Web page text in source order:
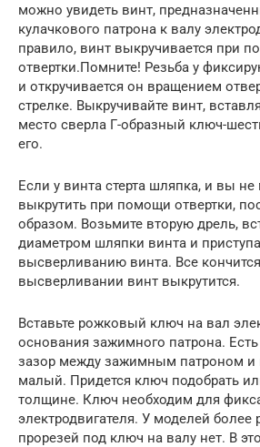
можно увидеть винт,
кулачкового патрона к валу
правило, винт выкручивается при
отвертки.Помните! Резьба у
и откручивается он вращением
стрелке. Выкручивайте винт,
место сверла Г-образный ключ-
его.
Если у винта стерта шляпка, и вы не
выкрутить при помощи отвертки,
образом. Возьмите вторую дрель,
диаметром шляпки винта и
высверливанию винта. Все
высверливании винт выкрутится.
Вставьте рожковый ключ на вал
основания зажимного патрона.
зазор между зажимным патроном и
малый. Придется ключ подобрать
толщине. Ключ необходим для
электродвигателя. У моделей более
прорезей под ключ на валу нет. В